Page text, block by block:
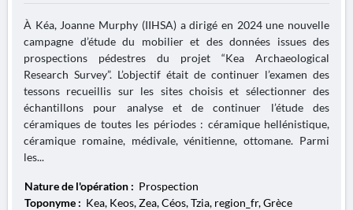
À Kéa, Joanne Murphy (IIHSA) a dirigé en 2024 une nouvelle
campagne d’étude du mobilier et des données issues des
prospections pédestres du projet “Kea Archaeological
Research Survey”. L’objectif était de continuer l’examen des
tessons recueillis sur les sites choisis et sélectionner des
échantillons pour analyse et de continuer l’étude des
céramiques de toutes les périodes : céramique hellénistique,
céramique romaine, médivale, vénitienne, ottomane. Parmi
les...
Nature de l'opération : Prospection
Toponyme : Kea, Keos, Zea, Céos, Tzia, region_fr, Grèce